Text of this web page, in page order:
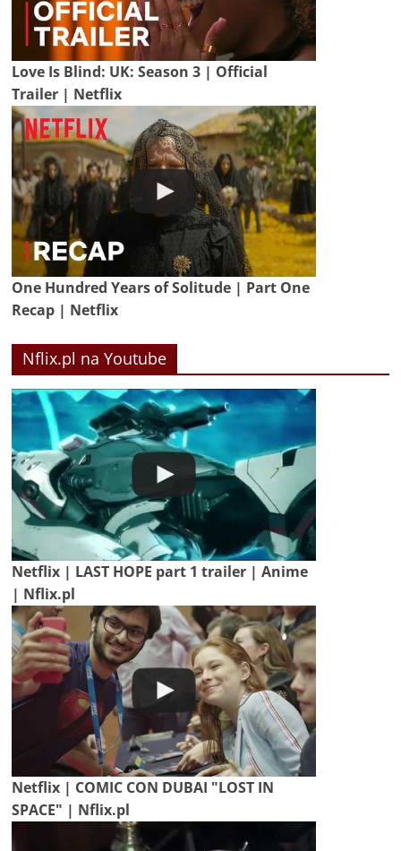
Love Is Blind: UK: Season 3 | Official
Trailer | Netflix
One Hundred Years of Solitude | Part One
Recap | Netflix
Nflix.pl na Youtube
Netflix | LAST HOPE part 1 trailer | Anime
| Nflix.pl
Netflix | COMIC CON DUBAI "LOST IN
SPACE" | Nflix.pl